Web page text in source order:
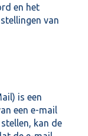
en het
van
is een
een e-mail
kan de